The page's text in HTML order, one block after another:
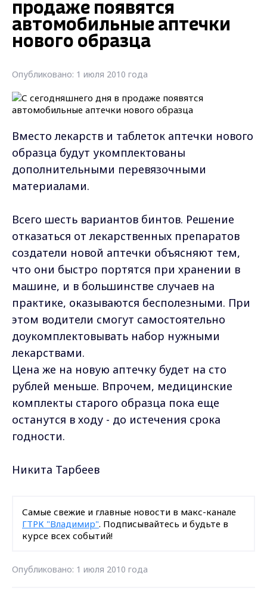
продаже появятся
автомобильные аптечки
нового образца
Опубликовано: 1 июля 2010 года
Вместо лекарств и таблеток аптечки нового
образца будут укомплектованы
дополнительными перевязочными
материалами.
Всего шесть вариантов бинтов. Решение
отказаться от лекарственных препаратов
создатели новой аптечки объясняют тем,
что они быстро портятся при хранении в
машине, и в большинстве случаев на
практике, оказываются бесполезными. При
этом водители смогут самостоятельно
доукомплектовывать набор нужными
лекарствами.
Цена же на новую аптечку будет на сто
рублей меньше. Впрочем, медицинские
комплекты старого образца пока еще
останутся в ходу - до истечения срока
годности.
Никита Тарбеев
Самые свежие и главные новости в макс-канале
ГТРК "Владимир". Подписывайтесь и будьте в
курсе всех событий!
Опубликовано: 1 июля 2010 года